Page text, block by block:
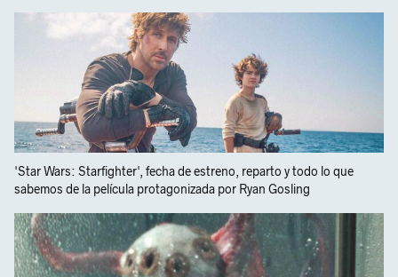
'Star Wars: Starfighter', fecha de estreno, reparto y todo lo que
sabemos de la película protagonizada por Ryan Gosling